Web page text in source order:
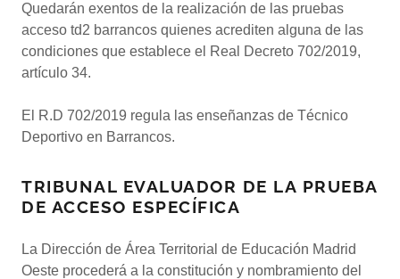
Quedarán exentos de la realización de las pruebas
acceso td2 barrancos quienes acrediten alguna de las
condiciones que establece el Real Decreto 702/2019,
artículo 34.
El R.D 702/2019 regula las enseñanzas de Técnico
Deportivo en Barrancos.
TRIBUNAL EVALUADOR DE LA PRUEBA
DE ACCESO ESPECÍFICA
La Dirección de Área Territorial de Educación Madrid
Oeste procederá a la constitución y nombramiento del